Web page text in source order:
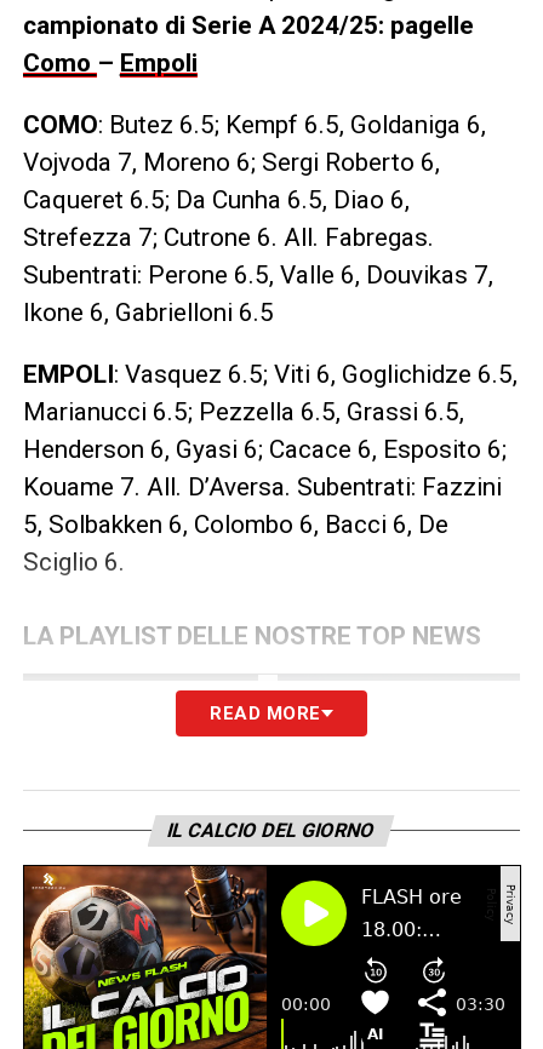
campionato di Serie A 2024/25: pagelle
Como – Empoli
COMO: Butez 6.5; Kempf 6.5, Goldaniga 6,
Vojvoda 7, Moreno 6; Sergi Roberto 6,
Caqueret 6.5; Da Cunha 6.5, Diao 6,
Strefezza 7; Cutrone 6. All. Fabregas.
Subentrati: Perone 6.5, Valle 6, Douvikas 7,
Ikone 6, Gabrielloni 6.5
EMPOLI: Vasquez 6.5; Viti 6, Goglichidze 6.5,
Marianucci 6.5; Pezzella 6.5, Grassi 6.5,
Henderson 6, Gyasi 6; Cacace 6, Esposito 6;
Kouame 7. All. D’Aversa. Subentrati: Fazzini
5, Solbakken 6, Colombo 6, Bacci 6, De
Sciglio 6.
LA PLAYLIST DELLE NOSTRE TOP NEWS
READ MORE
IL CALCIO DEL GIORNO